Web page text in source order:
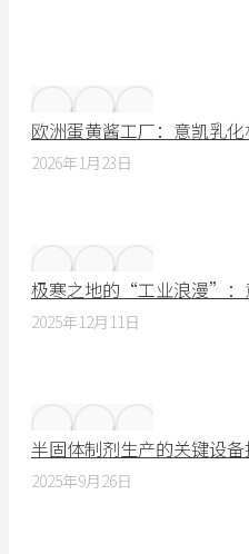
欧洲蛋黄酱工厂：意凯乳
2026年1月23日
极寒之地的“工业浪漫”：
2025年12月11日
半固体制剂生产的关键设
2025年9月26日